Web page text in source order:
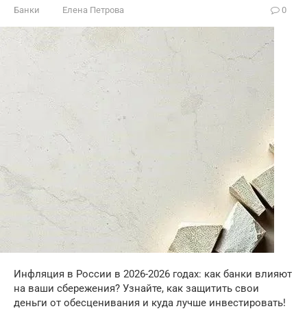
Банки Елена Петрова 0
Инфляция в России в 2026-2026 годах: как банки влияют
на ваши сбережения? Узнайте, как защитить свои
деньги от обесценивания и куда лучше инвестировать!